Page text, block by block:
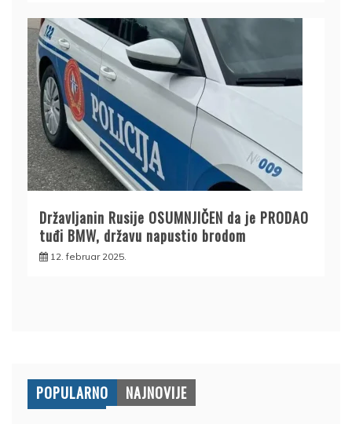
Državljanin Rusije OSUMNJIČEN da je PRODAO
tuđi BMW, državu napustio brodom
12. februar 2025.
POPULARNO NAJNOVIJE